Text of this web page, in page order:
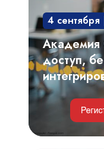
системы
4 сентября
доступ,